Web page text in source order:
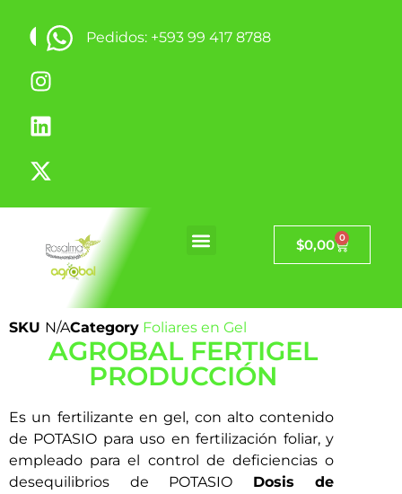
Pedidos: +593 99 417 8788
$0,00 0
SKU N/ACategory Foliares en Gel
AGROBAL FERTIGEL
PRODUCCIÓN
Es un fertilizante en gel, con alto contenido
de POTASIO para uso en fertilización foliar, y
empleado para el control de deficiencias o
desequilibrios de POTASIO Dosis de